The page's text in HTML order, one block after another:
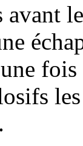
avant